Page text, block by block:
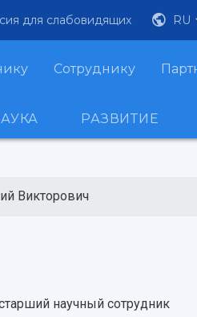
для слабовидящих RU
Сотруднику
РАЗВИТИЕ
Викторович
научный сотрудник